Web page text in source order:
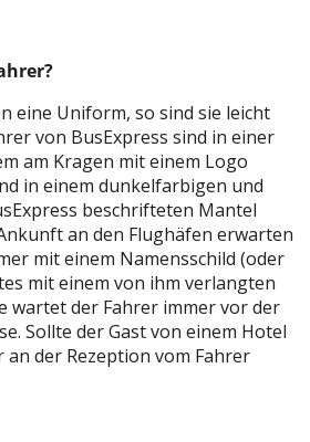
eine Uniform, so sind sie leicht
von BusExpress sind in einer
am Kragen mit einem Logo
in einem dunkelfarbigen und
beschrifteten Mantel
an den Flughäfen erwarten
mit einem Namensschild (oder
mit einem von ihm verlangten
wartet der Fahrer immer vor der
Sollte der Gast von einem Hotel
an der Rezeption vom Fahrer